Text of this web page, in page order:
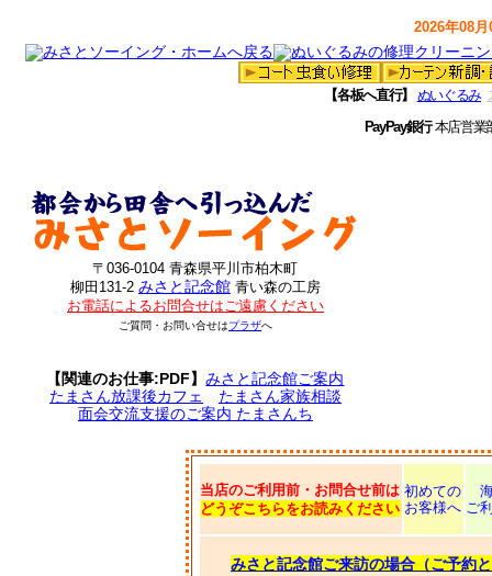
2026年08
【各板へ直行】 ぬいぐるみ
PayPay銀行本店営
〒036-0104 青森県平川市柏木町
柳田131-2 みさと記念館 青い森の工房
お電話によるお問合せはご遠慮ください
ご質問・お問い合せはプラザへ
【関連のお仕事:PDF】みさと記念館ご案内
たまさん放課後カフェ
たまさん家族相談
面会交流支援のご案内 たまさんち
当店のご利用前・お問合せ前は
どうぞこちらをお読みください
初めての
お客様へ ご
みさと記念館ご来訪の場合（ご予約